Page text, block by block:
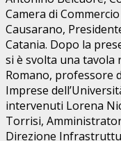
Camera di
Causarano,
Catania. Dopo la
si è svolta una tavola
Romano, professore
Imprese
intervenuti Lorena
Torrisi,
Direzione